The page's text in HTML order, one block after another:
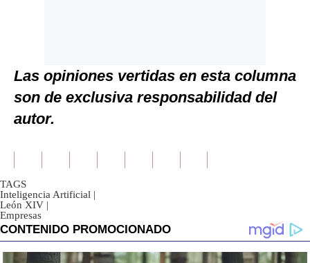
Las opiniones vertidas en esta columna
son de exclusiva responsabilidad del
autor.
TAGS
Inteligencia Artificial |
León XIV |
Empresas